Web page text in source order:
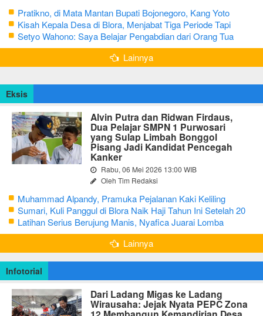
Pratikno, di Mata Mantan Bupati Bojonegoro, Kang Yoto
Kisah Kepala Desa di Blora, Menjabat Tiga Periode Tapi
Masih Hidup Sederhana
Setyo Wahono: Saya Belajar Pengabdian dari Orang Tua
Lainnya
Eksis
Alvin Putra dan Ridwan Firdaus,
Dua Pelajar SMPN 1 Purwosari
yang Sulap Limbah Bonggol
Pisang Jadi Kandidat Pencegah
Kanker
Rabu, 06 Mei 2026 13:00 WIB
Oleh Tim Redaksi
Muhammad Alpandy, Pramuka Pejalanan Kaki Keliling
Nusantara dengan Misi Literasi Budaya
Sumari, Kuli Panggul di Blora Naik Haji Tahun Ini Setelah 20
Tahun Sisihkan Uang Receh
Latihan Serius Berujung Manis, Nyafica Juarai Lomba
Bertutur tentang Nilai Hidup Orang Samin
Lainnya
Infotorial
Dari Ladang Migas ke Ladang
Wirausaha: Jejak Nyata PEPC Zona